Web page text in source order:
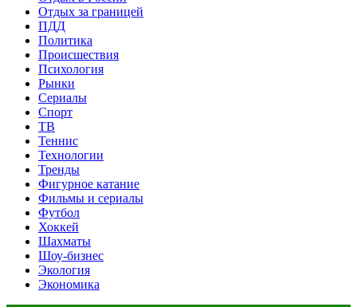
Отдых за границей
ПДД
Политика
Происшествия
Психология
Рынки
Сериалы
Спорт
ТВ
Теннис
Технологии
Тренды
Фигурное катание
Фильмы и сериалы
Футбол
Хоккей
Шахматы
Шоу-бизнес
Экология
Экономика